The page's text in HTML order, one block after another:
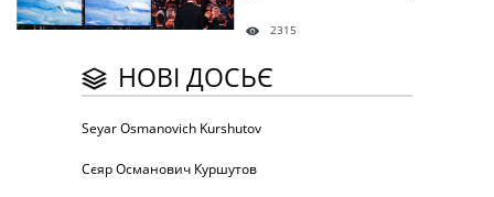
2315
НОВІ ДОСЬЄ
Seyar Osmanovich Kurshutov
Сєяр Османович Куршутов